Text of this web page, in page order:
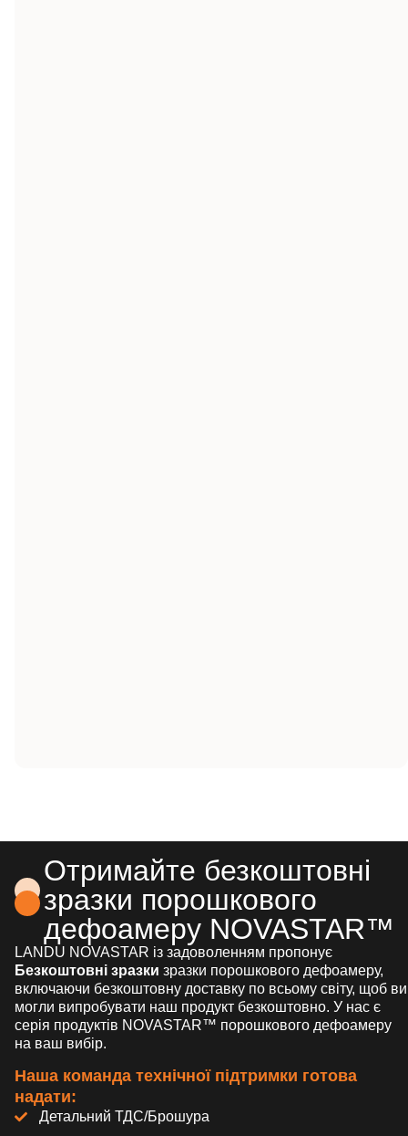
Отримайте безкоштовні
зразки порошкового
дефоамеру NOVASTAR™
LANDU NOVASTAR із задоволенням пропонує
Безкоштовні зразки зразки порошкового дефоамеру,
включаючи безкоштовну доставку по всьому світу, щоб ви
могли випробувати наш продукт безкоштовно. У нас є
серія продуктів NOVASTAR™ порошкового дефоамеру
на ваш вибір.
Наша команда технічної підтримки готова
надати:
Детальний ТДС/Брошура